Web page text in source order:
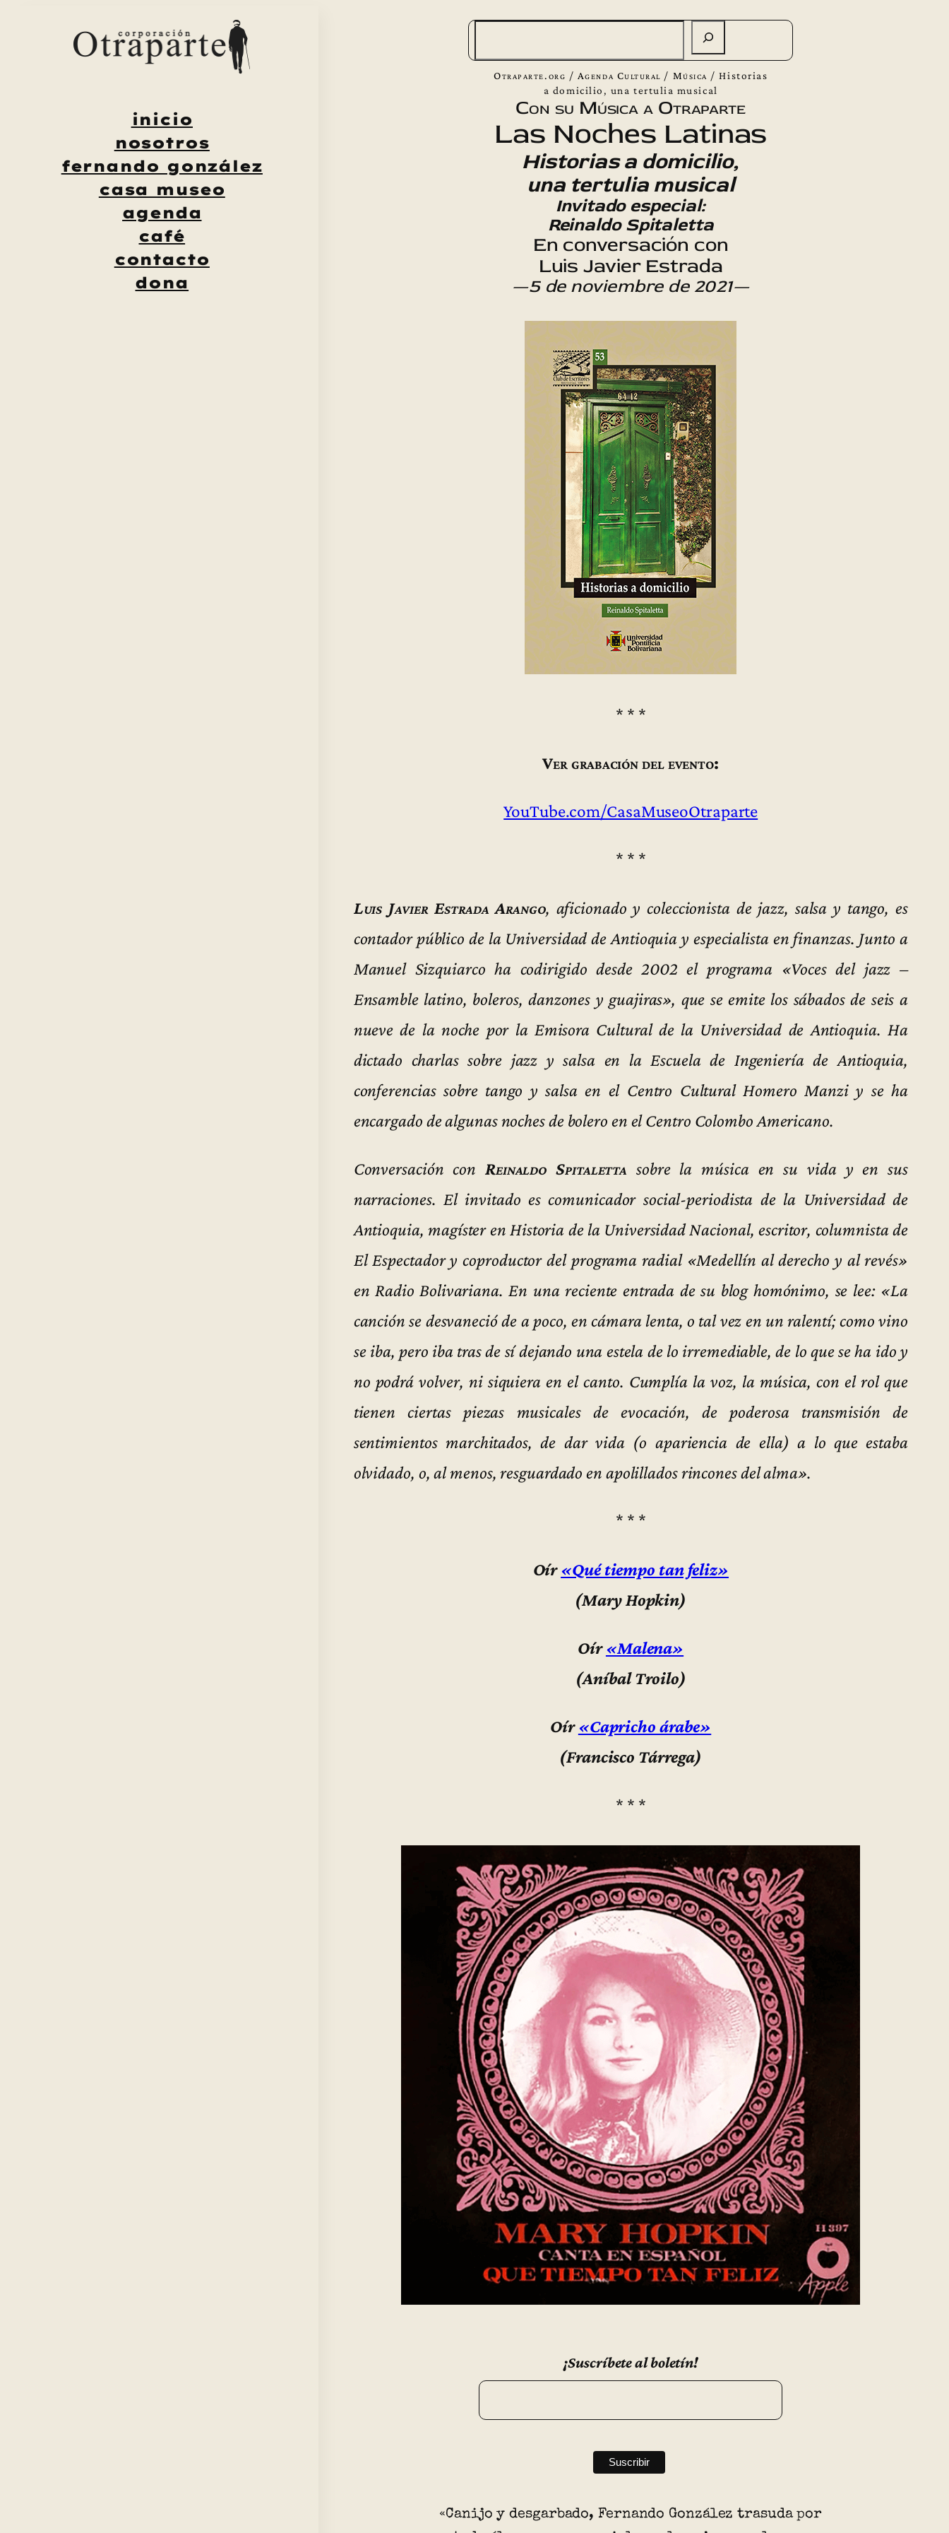
inicio
nosotros
fernando gonzález
casa museo
agenda
café
contacto
dona
Otraparte.org / Agenda Cultural / Música /Historias
a domicilio, una tertulia musical
Con su Música a Otraparte
Las Noches Latinas
Historias a domicilio,
una tertulia musical
Invitado especial:
Reinaldo Spitaletta
En conversación con
Luis Javier Estrada
—5 de noviembre de 2021—
* * *
Ver grabación del evento:
YouTube.com/CasaMuseoOtraparte
* * *
Luis Javier Estrada Arango, aficionado y coleccionista de jazz, salsa y tango, es
contador público de la Universidad de Antioquia y especialista en finanzas. Junto a
Manuel Sizquiarco ha codirigido desde 2002 el programa «Voces del jazz –
Ensamble latino, boleros, danzones y guajiras», que se emite los sábados de seis a
nueve de la noche por la Emisora Cultural de la Universidad de Antioquia. Ha
dictado charlas sobre jazz y salsa en la Escuela de Ingeniería de Antioquia,
conferencias sobre tango y salsa en el Centro Cultural Homero Manzi y se ha
encargado de algunas noches de bolero en el Centro Colombo Americano.
Conversación con Reinaldo Spitaletta sobre la música en su vida y en sus
narraciones. El invitado es comunicador social-periodista de la Universidad de
Antioquia, magíster en Historia de la Universidad Nacional, escritor, columnista de
El Espectador y coproductor del programa radial «Medellín al derecho y al revés»
en Radio Bolivariana. En una reciente entrada de su blog homónimo, se lee: «La
canción se desvaneció de a poco, en cámara lenta, o tal vez en un ralentí; como vino
se iba, pero iba tras de sí dejando una estela de lo irremediable, de lo que se ha ido y
no podrá volver, ni siquiera en el canto. Cumplía la voz, la música, con el rol que
tienen ciertas piezas musicales de evocación, de poderosa transmisión de
sentimientos marchitados, de dar vida (o apariencia de ella) a lo que estaba
olvidado, o, al menos, resguardado en apolillados rincones del alma».
* * *
Oír«Qué tiempo tan feliz»
(Mary Hopkin)
Oír«Malena»
(Aníbal Troilo)
Oír«Capricho árabe»
(Francisco Tárrega)
* * *
¡Suscríbete al boletín!
«Canijo y desgarbado, Fernando González trasuda por